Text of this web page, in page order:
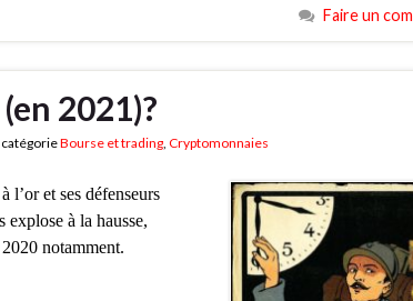
Faire un
2021)?
catégorieBourse et trading, Cryptomonnaies
l’or et ses défenseurs
explose à la hausse,
notamment.